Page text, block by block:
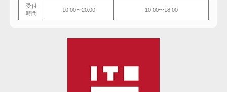
受付
時間
10:00〜20:00 10:00〜18:00